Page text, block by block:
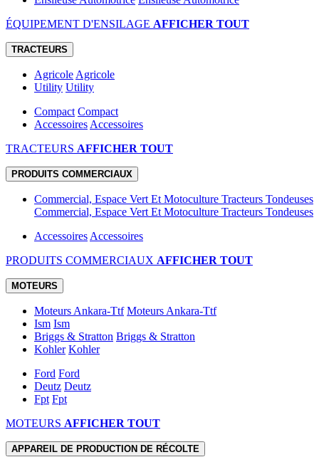
ÉQUIPEMENT D'ENSILAGE AFFICHER TOUT
TRACTEURS
Agricole Agricole
Utility Utility
Compact Compact
Accessoires Accessoires
TRACTEURS AFFICHER TOUT
PRODUITS COMMERCIAUX
Commercial, Espace Vert Et Motoculture Tracteurs Tondeuses
Commercial, Espace Vert Et Motoculture Tracteurs Tondeuses
Accessoires Accessoires
PRODUITS COMMERCIAUX AFFICHER TOUT
MOTEURS
Moteurs Ankara-Ttf Moteurs Ankara-Ttf
Ism Ism
Briggs & Stratton Briggs & Stratton
Kohler Kohler
Ford Ford
Deutz Deutz
Fpt Fpt
MOTEURS AFFICHER TOUT
APPAREIL DE PRODUCTION DE RÉCOLTE